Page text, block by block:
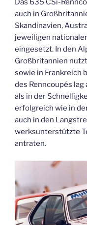
Das 635 CSi-
auch in
Skandinavien,
jeweiligen
eingesetzt. In den
Großbritannien
sowie in Frankreich
des Renncoupés
als in der
erfolgreich wie in
auch in den
werksunterstützte
antraten.